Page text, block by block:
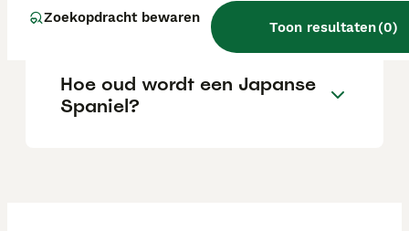
Zoekopdracht bewaren
Toon resultaten(0)
Blaffen Japanse chins veel?
Hoe oud wordt een Japanse
Spaniel?